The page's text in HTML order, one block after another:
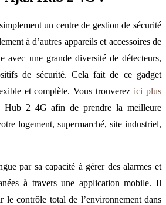
un centre de gestion de sécurité
à d’autres appareils et accessoires de
avec une grande diversité de détecteurs,
de sécurité. Cela fait de ce gadget
et complète. Vous trouverezici plus
Hub 2 4G afin de prendre la meilleure
logement, supermarché, site industriel,
par sa capacité à gérer des alarmes et
à travers une application mobile. Il
le contrôle total de l’environnement dans